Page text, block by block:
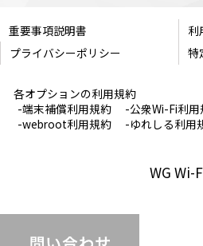
重要事項説明書
利
プライバシーポリシー
特
各オプションの利用規約
-端末補償利用規約
-公衆Wi-Fi利用
-webroot利用規約
-ゆれしる利用
WG Wi-